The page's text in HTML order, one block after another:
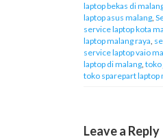
laptop bekas di
laptop asus malang,
service laptop kota
laptop malang raya,
service laptop vaio
laptop di malang, toko
toko sparepart laptop
Leave a Reply